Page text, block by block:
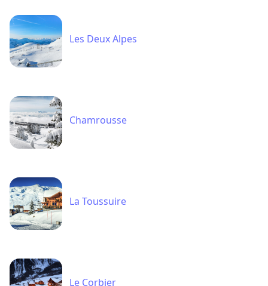
Les Deux Alpes
Chamrousse
La Toussuire
Le Corbier